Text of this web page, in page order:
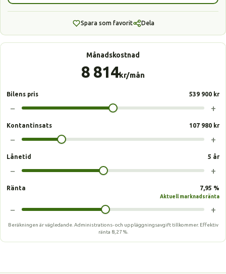
Spara som favorit Dela
Månadskostnad
8 814kr/mån
Bilens pris 539 900 kr
− +
Kontantinsats 107 980 kr
− +
Lånetid 5 år
− +
Ränta 7,95 %
Aktuell marknadsränta
− +
Beräkningen är vägledande. Administrations- och uppläggningsavgift tillkommer. Effektiv
ränta 8,27 %.